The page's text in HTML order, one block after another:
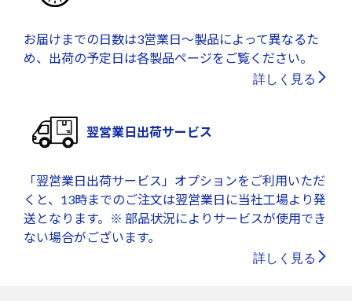
お届けまでの日数は3営業日～製品によって異なるた
め、出荷の予定日は各製品ページをご覧ください。
詳しく見る
翌営業日出荷サービス
「翌営業日出荷サービス」オプションをご利用いただ
くと、13時までのご注文は翌営業日に当社工場より発
送となります。※ 部品状況によりサービスが使用でき
ない場合がございます。
詳しく見る